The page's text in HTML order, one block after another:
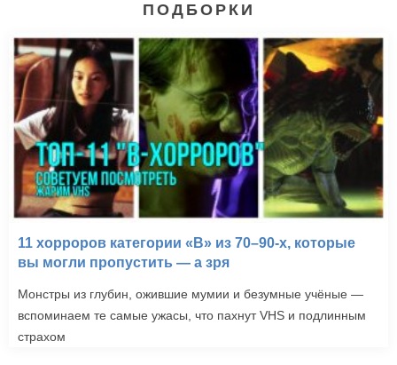
ПОДБОРКИ
11 хорроров категории «B» из 70–90-х, которые
вы могли пропустить — а зря
Монстры из глубин, ожившие мумии и безумные учёные —
вспоминаем те самые ужасы, что пахнут VHS и подлинным
страхом